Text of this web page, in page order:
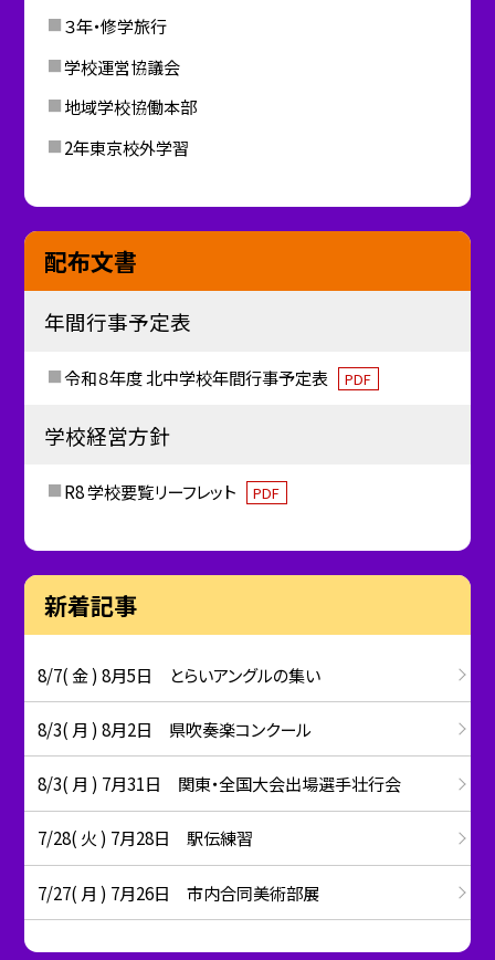
３年・修学旅行
学校運営協議会
地域学校協働本部
2年東京校外学習
配布文書
年間行事予定表
令和８年度 北中学校年間行事予定表 PDF
学校経営方針
R8 学校要覧リーフレット PDF
新着記事
8/7( 金 ) 8月5日 とらいアングルの集い
8/3( 月 ) 8月2日 県吹奏楽コンクール
8/3( 月 ) 7月31日 関東・全国大会出場選手壮行会
7/28( 火 ) 7月28日 駅伝練習
7/27( 月 ) 7月26日 市内合同美術部展